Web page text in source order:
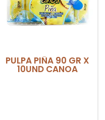
PULPA PIÑA 90 GR X
10UND CANOA